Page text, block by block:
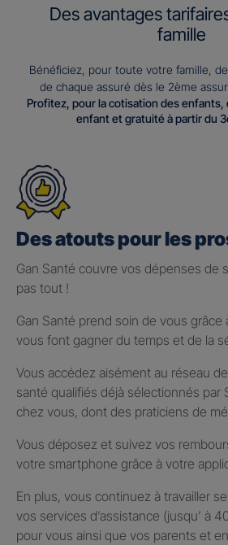
Des avantages
famille
Bénéficiez, pour toute votre famille,
de chaque assuré dès le 2ème
Profitez, pour la cotisation des enfants,
enfant et gratuité à partir du
Des atouts pour les
Gan Santé couvre vos dépenses de
pas tout !
Gan Santé prend soin de vous grâce
vous font gagner du temps et de la
Vous accédez aisément au réseau
santé qualifiés déjà sélectionnés par
chez vous, dont des praticiens de
Vous déposez et suivez vos
votre smartphone grâce à votre
En plus, vous continuez à travailler
vos services d’assistance (jusqu’ à
pour vous ainsi que vos parents et